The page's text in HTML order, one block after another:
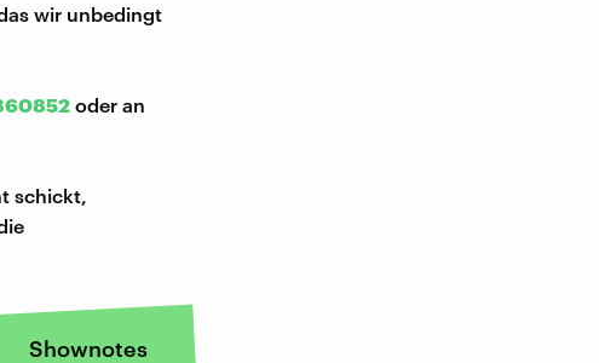
wir unbedingt
oder an
schickt,
Shownotes